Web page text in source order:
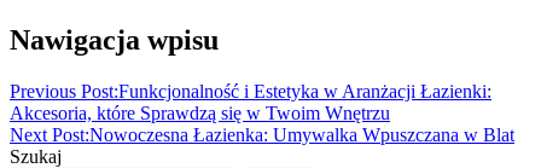
Nawigacja wpisu
Previous Post:Funkcjonalność i Estetyka w Aranżacji Łazienki:
Akcesoria, które Sprawdzą się w Twoim Wnętrzu
Next Post:Nowoczesna Łazienka: Umywalka Wpuszczana w Blat
Szukaj